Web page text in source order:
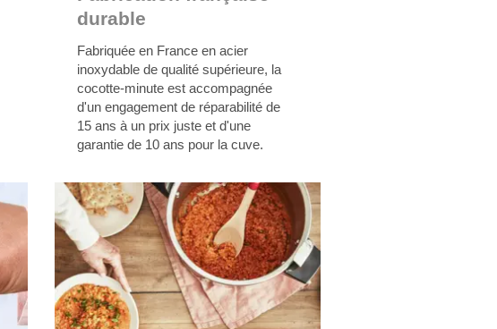
durable
Fabriquée en France en acier
inoxydable de qualité supérieure, la
cocotte-minute est accompagnée
d'un engagement de réparabilité de
15 ans à un prix juste et d'une
garantie de 10 ans pour la cuve.